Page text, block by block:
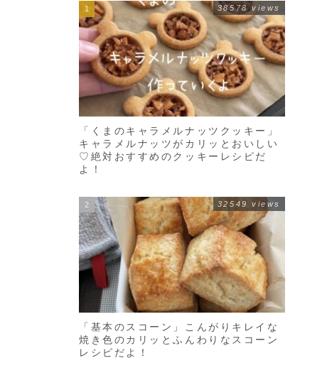
「くまのキャラメルナッツクッキー」
キャラメルナッツがカリッとおいしい
♡絶対おすすめのクッキーレシピだ
よ！
38578 views
「基本のスコーン」こんがりキレイな
焼き色のカリッとふんわりなスコーン
レシピだよ！
32549 views